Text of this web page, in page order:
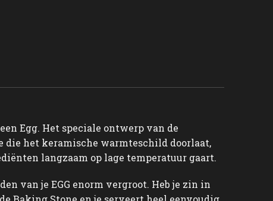
Egg. Het speciale ontwerp van de
die het keramische warmteschild doorlaat,
langzaam op lage temperatuur gaart.
van je EGG enorm vergroot. Heb je zin in